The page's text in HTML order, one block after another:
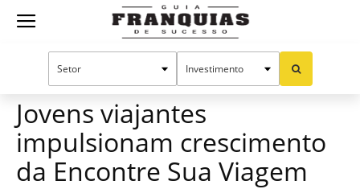
Guia
Mercado de franquias
Jovens viajantes
impulsionam crescimento
da Encontre Sua Viagem